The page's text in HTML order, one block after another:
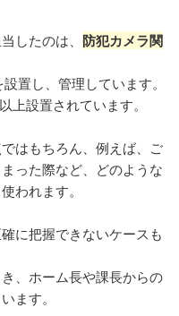
したのは、 防犯カメラ関
置し、管理しています。
上設置されています。
はもちろん、例えば、ご
った際など、どのような
われます。
に把握できないケースも
、ホーム長や課長からの
ます。